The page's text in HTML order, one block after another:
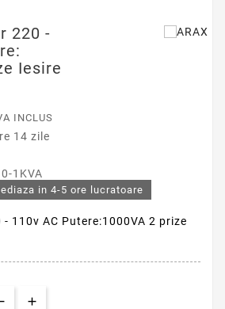
220 -
Iesire
INCLUS
14 zile
1KVA
in 4-5 ore lucratoare
110v AC Putere:1000VA 2 prize